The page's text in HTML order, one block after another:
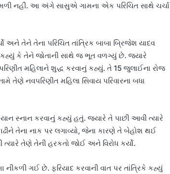
મળી નહીં. આ અંગે સાસુએ ગામના એક પરિચિત સાથે ચર્ચા
અને તેને તેના પરિચિત તાંત્રિક બાબા બ્રિજેશ યાદવ
કહ્યું કે તેને જોતાની સાથે જ ભૂત વળગ્યું છે. જ્યારે
મહિલાને શુદ્ધ કરવાનું કહ્યું. તે 15 જુલાઈના રોજ
તેણે નવપરિણીત મહિલા સિવાય પરિવારના બધા
સ્નાન કરવાનું કહ્યું હતું. જ્યારે તે પાછી આવી ત્યારે
તેના નાક પર લગાવ્યો, જેના કારણે તે બેહોશ થઈ
તેણે તેની હરકતો જોઈ અને વિરોધ કર્યો.
ગઈ છે. ફરિયાદ કરવાની વાત પર તાંત્રિકે કહ્યું